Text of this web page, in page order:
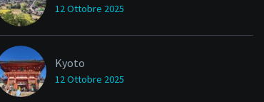
12 Ottobre 2025
Kyoto
12 Ottobre 2025